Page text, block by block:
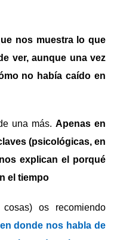
nos muestra lo que
ver, aunque una vez
no había caído en
una más. Apenas en
(psicológicas, en
explican el porqué
el tiempo
os recomiendo
donde nos habla de